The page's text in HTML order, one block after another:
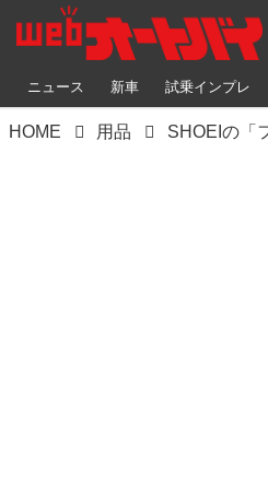
ニュース 新車 試乗インプレ
HOME 用品